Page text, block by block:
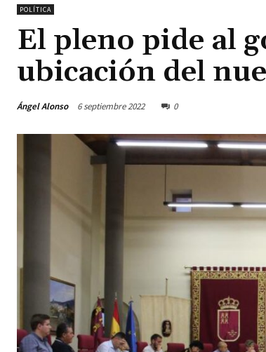
POLÍTICA
El pleno pide al
ubicación del
Ángel Alonso 6 septiembre 2022 0